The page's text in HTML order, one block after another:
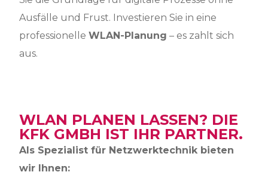
Ausfälle und Frust. Investieren Sie in eine
professionelle WLAN-Planung – es zahlt sich
aus.
WLAN PLANEN LASSEN? DIE
KFK GMBH IST IHR PARTNER.
Als Spezialist für Netzwerktechnik bieten
wir Ihnen: